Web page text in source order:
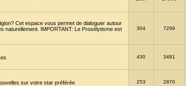
Cet espace vous permet de dialoguer autour
naturellement. IMPORTANT: Le Prosélytisme est
304 7299
430 3481
sur votre star préférée 253 2870